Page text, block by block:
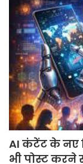
AI कंटेंट के नए
भी पोस्ट करने